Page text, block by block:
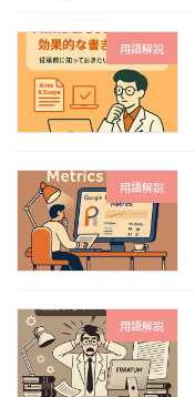
用語解説
用語解説
用語解説